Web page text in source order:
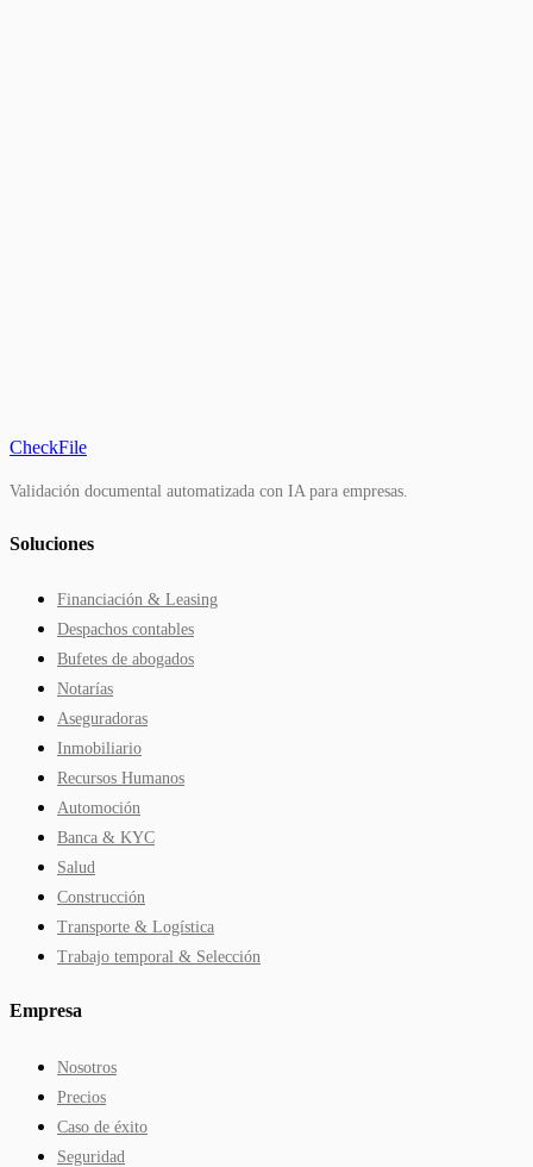
CheckFile
Validación documental automatizada con IA para empresas.
Soluciones
Financiación & Leasing
Despachos contables
Bufetes de abogados
Notarías
Aseguradoras
Inmobiliario
Recursos Humanos
Automoción
Banca & KYC
Salud
Construcción
Transporte & Logística
Trabajo temporal & Selección
Empresa
Nosotros
Precios
Caso de éxito
Seguridad